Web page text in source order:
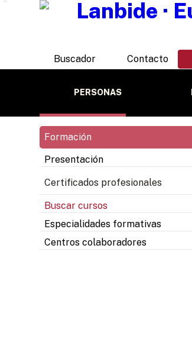
Buscador Contacto
PERSONAS
Formación
Presentación
Certificados profesionales
Buscar cursos
Especialidades formativas
Centros colaboradores